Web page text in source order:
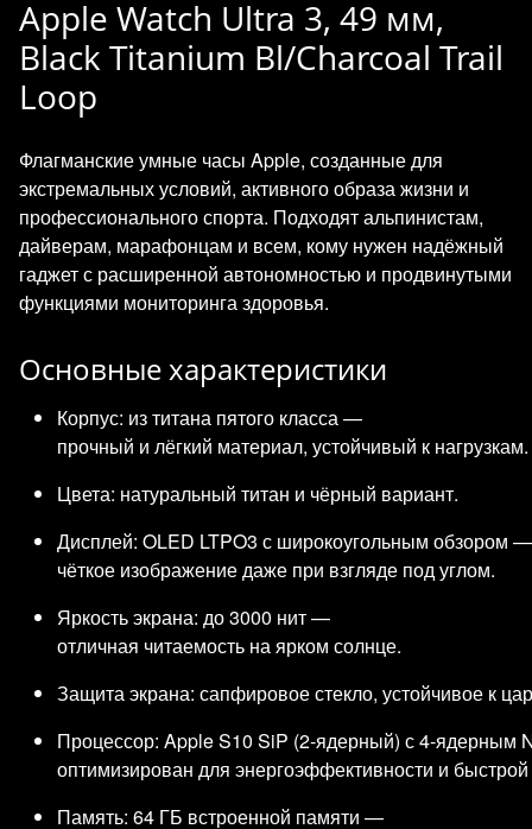
Apple Watch Ultra 3, 49 мм,
Black Titanium Bl/Charcoal Trail
Loop
Флагманские умные часы Apple, созданные для
экстремальных условий, активного образа жизни и
профессионального спорта. Подходят альпинистам,
дайверам, марафонцам и всем, кому нужен надёжный
гаджет с расширенной автономностью и продвинутыми
функциями мониторинга здоровья.
Основные характеристики
Корпус: из титана пятого класса —
прочный и лёгкий материал, устойчивый к нагрузкам.
Цвета: натуральный титан и чёрный вариант.
Дисплей: OLED LTPO3 с широкоугольным обзором —
чёткое изображение даже при взгляде под углом.
Яркость экрана: до 3000 нит —
отличная читаемость на ярком солнце.
Защита экрана: сапфировое стекло, устойчивое к
Процессор: Apple S10 SiP (2‑ядерный) с 4‑ядерным
оптимизирован для энергоэффективности и
Память: 64 ГБ встроенной памяти —